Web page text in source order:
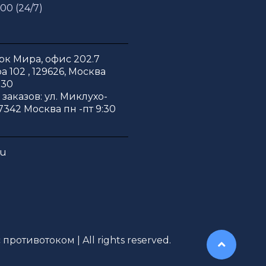
(24/7)
Мира, офис 202.7
102 , 129626, Москва
ул. Миклухо-
Москва пн -пт 9:30
| All rights reserved.